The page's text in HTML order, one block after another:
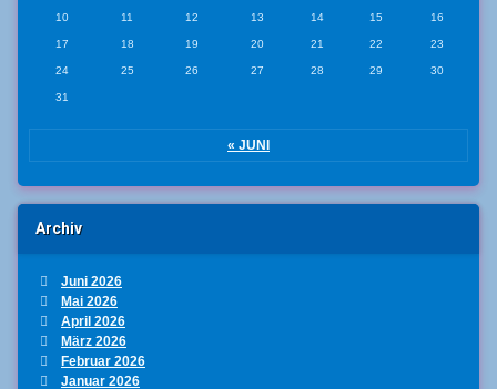
10 11 12 13 14 15 16
17 18 19 20 21 22 23
24 25 26 27 28 29 30
31
« JUNI
Archiv
Juni 2026
Mai 2026
April 2026
März 2026
Februar 2026
Januar 2026